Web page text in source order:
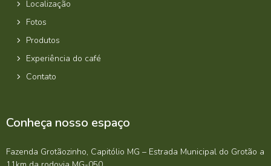
Localização
Fotos
Produtos
Experiência do café
Contato
Conheça nosso espaço
Fazenda Grotãozinho, Capitólio MG – Estrada Municipal do Grotão a